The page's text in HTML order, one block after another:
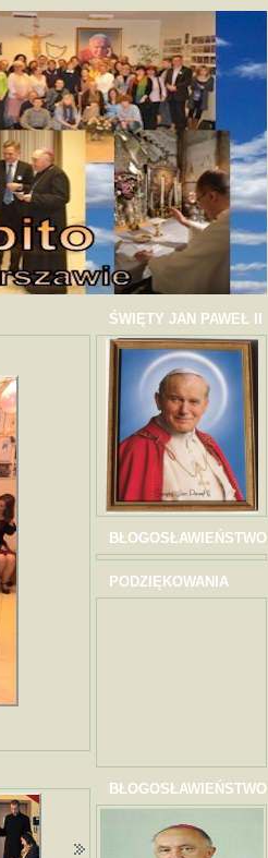
ŚWIĘTY JAN PAWEŁ II
BŁOGOSŁAWIEŃSTWO
PODZIĘKOWANIA
BŁOGOSŁAWIEŃSTWO